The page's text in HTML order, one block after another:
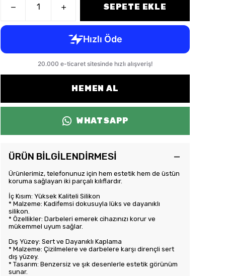
SEPETE EKLE
HEMEN AL
WHATSAPP
ÜRÜN BİLGİLENDİRMESİ
Ürünlerimiz, telefonunuz için hem estetik hem de üstün
koruma sağlayan iki parçalı kılıflardır.
İç Kısım: Yüksek Kaliteli Silikon
* Malzeme: Kadifemsi dokusuyla lüks ve dayanıklı
silikon.
* Özellikler: Darbeleri emerek cihazınızı korur ve
mükemmel uyum sağlar.
Dış Yüzey: Sert ve Dayanıklı Kaplama
* Malzeme: Çizilmelere ve darbelere karşı dirençli sert
dış yüzey.
* Tasarım: Benzersiz ve şık desenlerle estetik görünüm
sunar.